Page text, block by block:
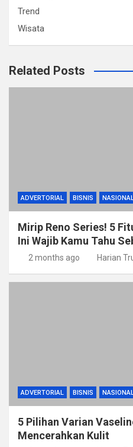
Trend
Wisata
Related Posts
ADVERTORIAL BISNIS
Mirip Reno Series! 5
Ini Wajib Kamu Tahu
2 months ago Harian
ADVERTORIAL BISNIS
5 Pilihan Varian
Mencerahkan Kulit